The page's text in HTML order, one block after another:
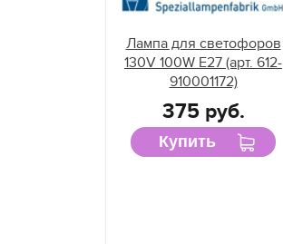
Лампа для светофоров
130V 100W E27 (арт. 612-
910001172)
375 руб.
Купить